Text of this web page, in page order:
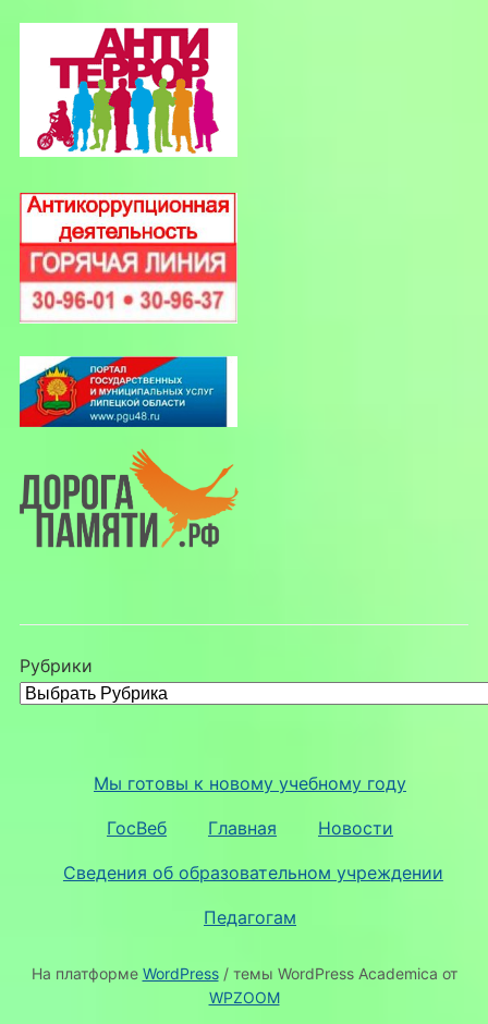
Рубрики
Мы готовы к новому учебному году
ГосВеб Главная Новости
Сведения об образовательном учреждении
Педагогам
На платформе WordPress/ темы WordPress Academica от
WPZOOM